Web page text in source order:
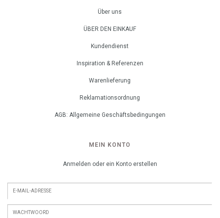
Über uns
ÜBER DEN EINKAUF
Kundendienst
Inspiration & Referenzen
Warenlieferung
Reklamationsordnung
AGB: Allgemeine Geschäftsbedingungen
MEIN KONTO
Anmelden oder ein Konto erstellen